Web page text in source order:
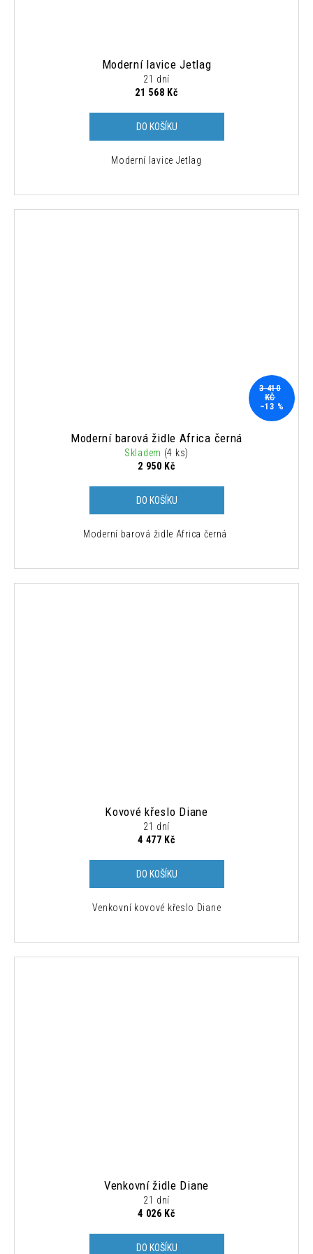
Moderní lavice Jetlag
21 dní
21 568 Kč
DO KOŠÍKU
Moderní lavice Jetlag
3 410
KČ
–13 %
Moderní barová židle Africa černá
Skladem (4 ks)
2 950 Kč
DO KOŠÍKU
Moderní barová židle Africa černá
Kovové křeslo Diane
21 dní
4 477 Kč
DO KOŠÍKU
Venkovní kovové křeslo Diane
Venkovní židle Diane
21 dní
4 026 Kč
DO KOŠÍKU